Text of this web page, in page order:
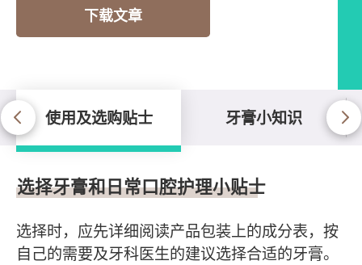
下载文章
使用及选购贴士 牙膏小知识
使用及选购贴士
选择牙膏和日常口腔护理小贴士
选择时，应先详细阅读产品包装上的成分表，按
自己的需要及牙科医生的建议选择合适的牙膏。